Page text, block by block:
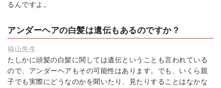
るんですよ。
アンダーヘアの白髪は遺伝もあるのですか？
福山先生
たしかに頭髪の白髪に関しては遺伝ということも言われている
ので、アンダーヘアもその可能性はあります。でも、いくら親
子でも実際にどうなのかを聞いたり、見たりすることはなかな